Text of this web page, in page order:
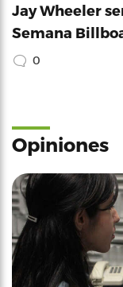
Jay Wheeler
Semana
0
Opiniones